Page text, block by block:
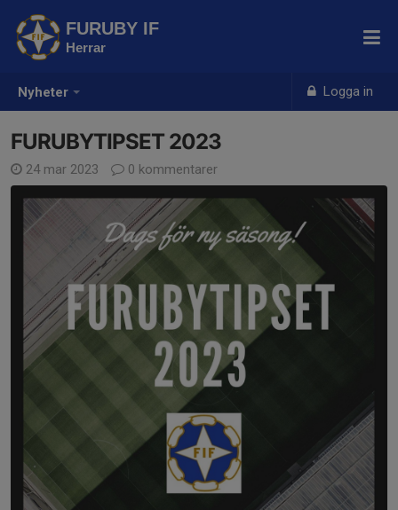
Nyheter Logga in
FURUBY IF
Herrar
FURUBYTIPSET 2023
24 mar 2023 0 kommentarer